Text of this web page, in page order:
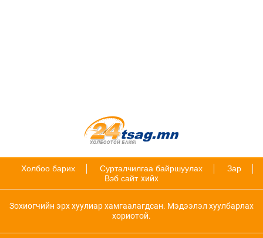
Холбоо барих Сурталчилгаа байршуулах
Зар
Вэб сайт хийх
Зохиогчийн эрх хуулиар хамгаалагдсан. Мэдээлэл хуулбарлах
хориотой.